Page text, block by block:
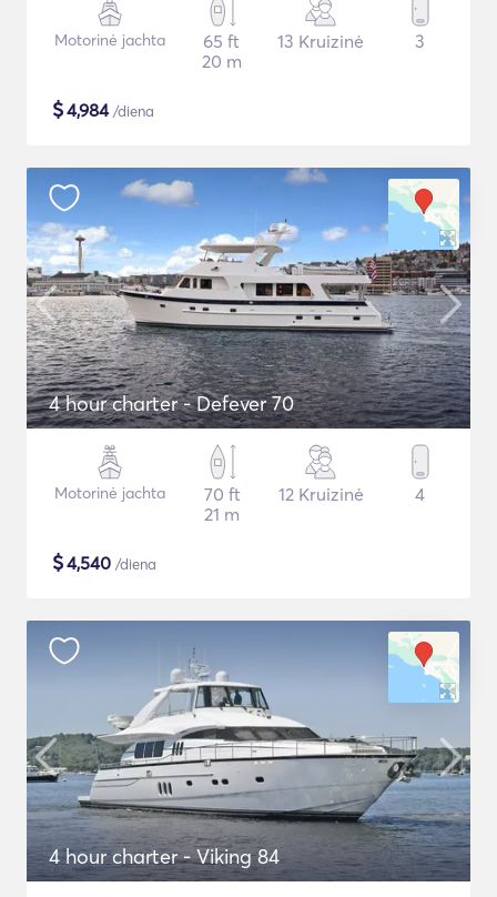
Motorinė jachta
65 ft
20 m
13 Kruizinė 3
$4,984/diena
4 hour charter - Defever 70
Motorinė jachta
70 ft
21 m
12 Kruizinė 4
$4,540 /diena
4 hour charter - Viking 84